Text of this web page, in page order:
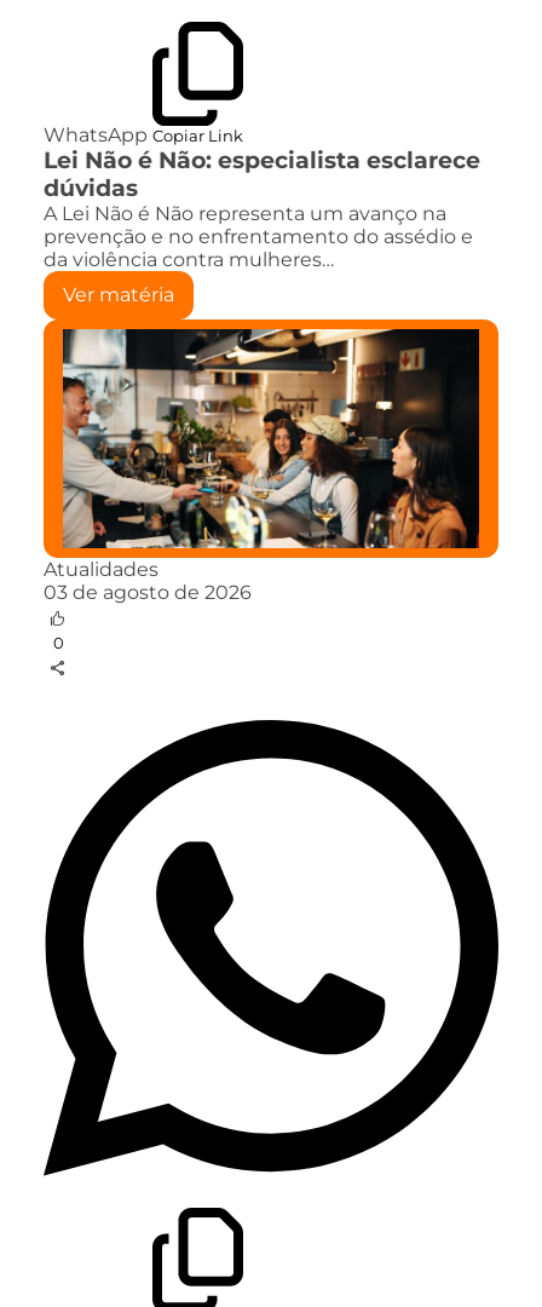
WhatsApp Copiar Link
Lei Não é Não: especialista esclarece
dúvidas
A Lei Não é Não representa um avanço na
prevenção e no enfrentamento do assédio e
da violência contra mulheres…
Ver matéria
Atualidades
03 de agosto de 2026
0